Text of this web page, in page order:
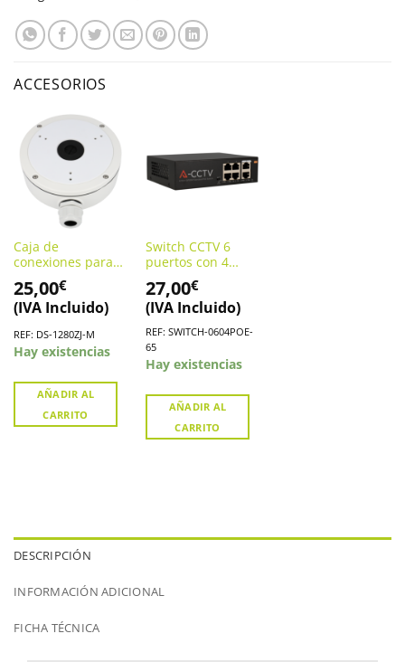
ACCESORIOS
Caja de
conexiones para
cámaras domo
HIKVISION. DS-
1280ZJ-M
25,00€
(IVA Incluido)
REF: DS-1280ZJ-M
Hay existencias
AÑADIR AL
CARRITO
Switch CCTV 6
puertos con 4
puertos PoE.
SWITCH-0604POE-
65
27,00€
(IVA Incluido)
REF: SWITCH-0604POE-
65
Hay existencias
AÑADIR AL
CARRITO
DESCRIPCIÓN
INFORMACIÓN ADICIONAL
FICHA TÉCNICA